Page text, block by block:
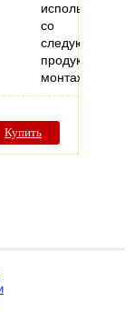
использования
со
следующей
продукцией:
монтаж…
Купить